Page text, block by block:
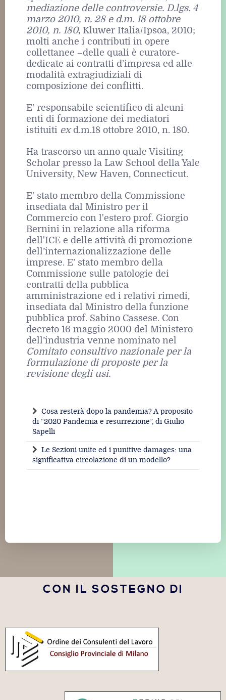
mediazione delle controversie. D.lgs. 4
marzo 2010, n. 28 e d.m. 18 ottobre
2010, n. 180, Kluwer Italia/Ipsoa, 2010;
molti anche i contributi in opere
collettanee –delle quali è curatore-
dedicate ai contratti d’impresa ed alle
modalità extragiudiziali di
composizione dei conflitti.
E’ responsabile scientifico di alcuni
enti di formazione dei mediatori
istituiti exd.m.18 ottobre 2010, n. 180.
Ha trascorso un anno quale Visiting
Scholar presso la Law School della Yale
University, New Haven, Connecticut.
E’ stato membro della Commissione
insediata dal Ministro per il
Commercio con l'estero prof. Giorgio
Bernini in relazione alla riforma
dell'ICE e delle attività di promozione
dell’internazionalizzazione delle
imprese. E’ stato membro della
Commissione sulle patologie dei
contratti della pubblica
amministrazione ed i relativi rimedi,
insediata dal Ministro della funzione
pubblica prof. Sabino Cassese. Con
decreto 16 maggio 2000 del Ministero
dell’industria venne nominato nel
Comitato consultivo nazionale per la
formulazione di proposte per la
revisione degli usi.
Cosa resterà dopo la pandemia? A proposito
di “2020 Pandemia e resurrezione”, di Giulio
Sapelli
Le Sezioni unite ed i punitive damages: una
significativa circolazione di un modello?
CON IL SOSTEGNO DI